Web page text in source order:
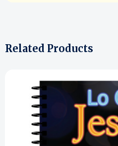
Related Products